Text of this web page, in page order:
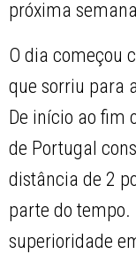
próxima
O dia começou
que sorriu para
De início ao fim
de Portugal
distância de 2
parte do tempo.
superioridade